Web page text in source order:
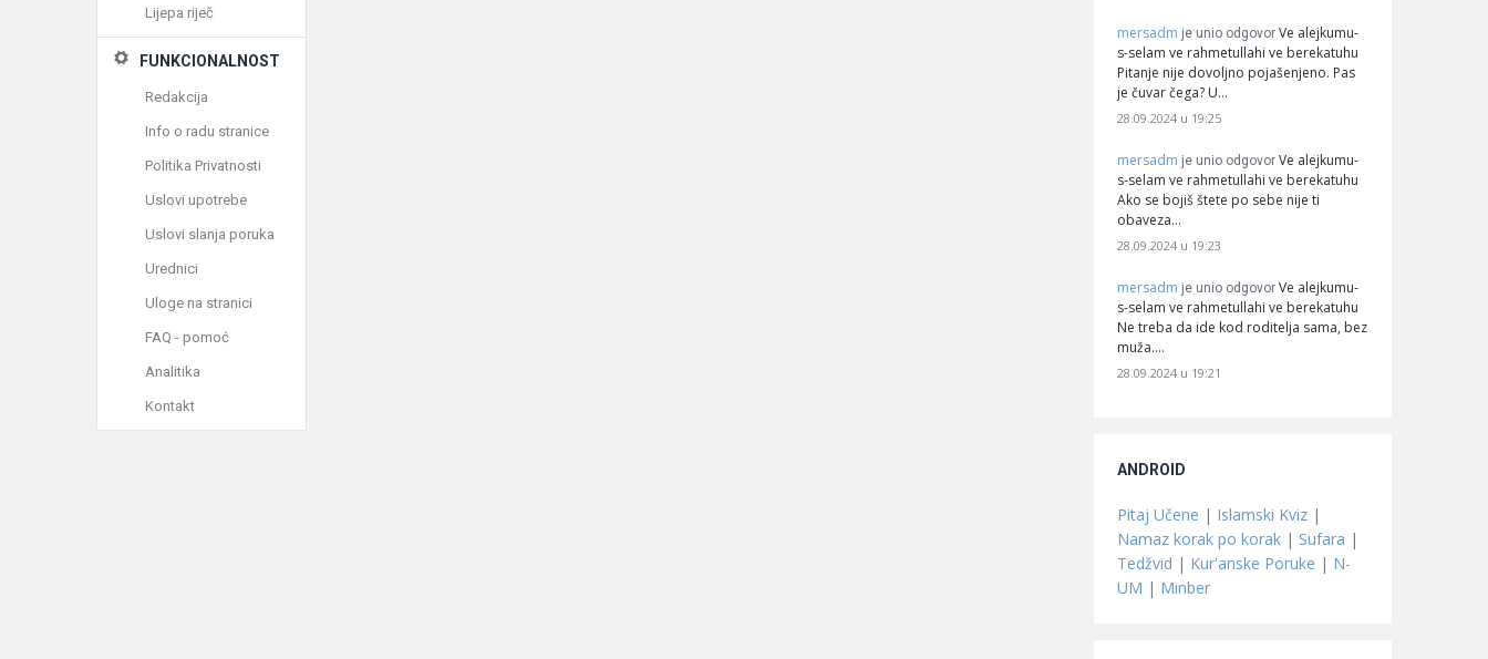
mersadm je unio odgovor Ve alejkumu-
s-selam ve rahmetullahi ve berekatuhu
Pitanje nije dovoljno pojašenjeno. Pas
je čuvar čega? U…
28.09.2024 u 19:25
mersadm je unio odgovor Ve alejkumu-
s-selam ve rahmetullahi ve berekatuhu
Ako se bojiš štete po sebe nije ti
obaveza…
28.09.2024 u 19:23
mersadm je unio odgovor Ve alejkumu-
s-selam ve rahmetullahi ve berekatuhu
Ne treba da ide kod roditelja sama, bez
muža.…
28.09.2024 u 19:21
ANDROID
Pitaj Učene | Islamski Kviz |
Namaz korak po korak | Sufara |
Tedžvid | Kur'anske Poruke | N-
UM | Minber
Lijepa riječ
FUNKCIONALNOST
Redakcija
Info o radu stranice
Politika Privatnosti
Uslovi upotrebe
Uslovi slanja poruka
Urednici
Uloge na stranici
FAQ - pomoć
Analitika
Kontakt